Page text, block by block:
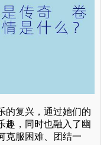
的复兴，通过她们的
趣，同时也融入了幽
克服困难、团结一